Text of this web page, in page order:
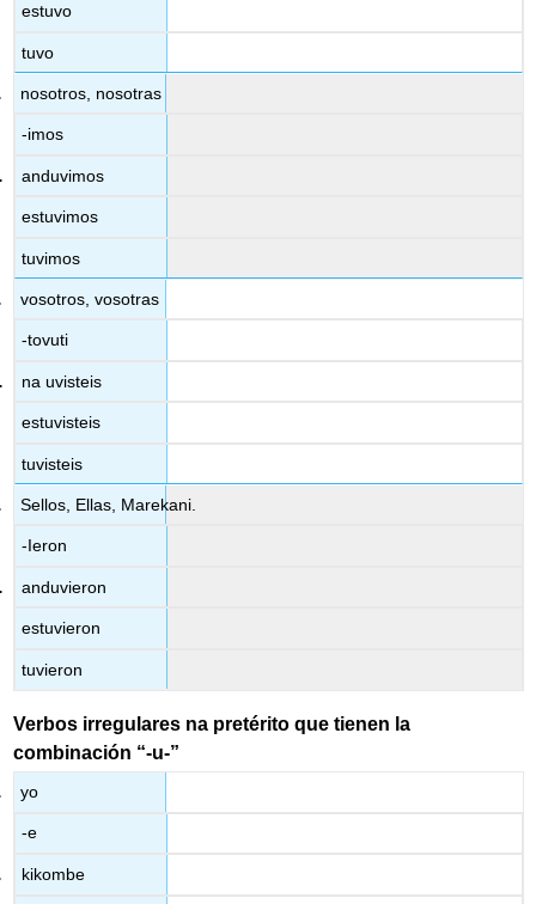
estuvo
tuvo
nosotros, nosotras
-imos
anduvimos
estuvimos
tuvimos
vosotros, vosotras
-tovuti
na uvisteis
estuvisteis
tuvisteis
Sellos, Ellas, Marekani.
-Ieron
anduvieron
estuvieron
tuvieron
Verbos irregulares na pretérito que tienen la
combinación “-u-”
yo
-e
kikombe